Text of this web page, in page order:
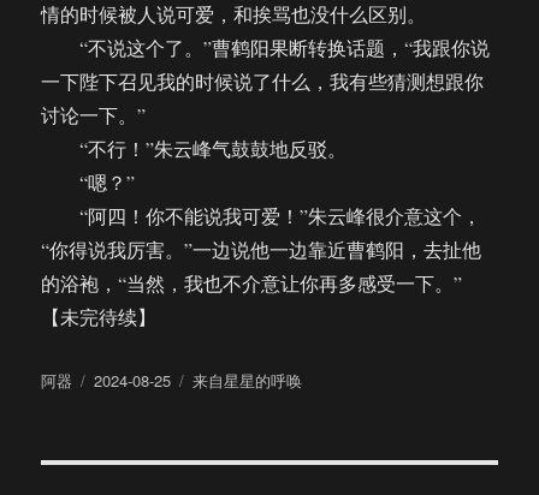
情的时候被人说可爱，和挨骂也没什么区别。
“不说这个了。”曹鹤阳果断转换话题，“我跟你说
一下陛下召见我的时候说了什么，我有些猜测想跟你
讨论一下。”
“不行！”朱云峰气鼓鼓地反驳。
“嗯？”
“阿四！你不能说我可爱！”朱云峰很介意这个，
“你得说我厉害。”一边说他一边靠近曹鹤阳，去扯他
的浴袍，“当然，我也不介意让你再多感受一下。”
【未完待续】
作
阿器
发
2024-08-25
分
来自星星的呼唤